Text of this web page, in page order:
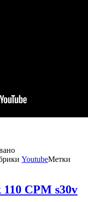
YoutubeМетки
110 CPM s30v